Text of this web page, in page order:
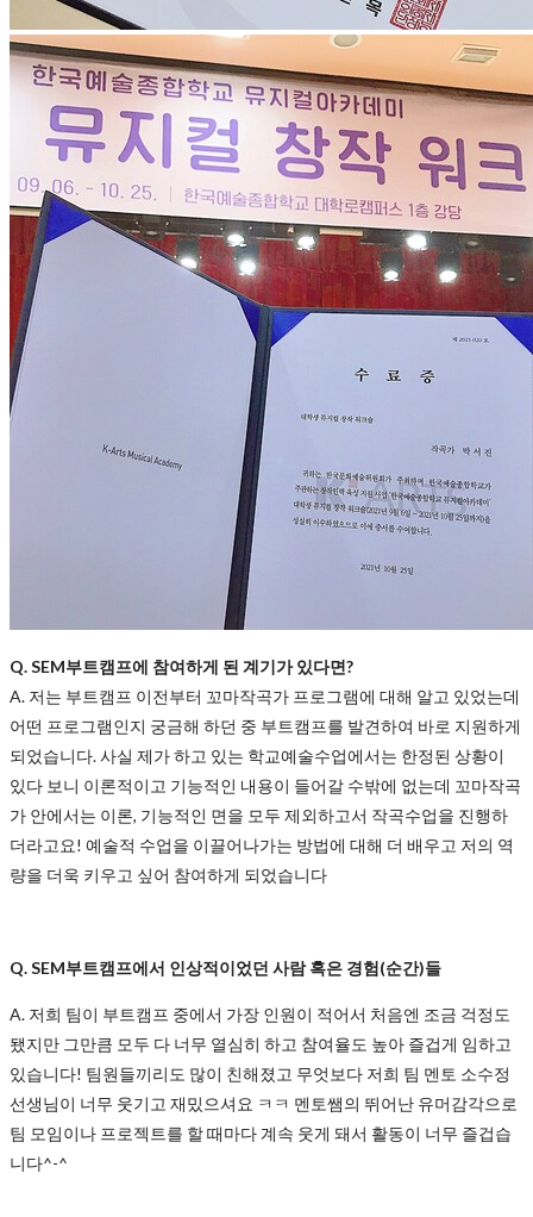
Q. SEM부트캠프에 참여하게 된 계기가 있다면?
A. 저는 부트캠프 이전부터 꼬마작곡가 프로그램에 대해 알고 있었는데
어떤 프로그램인지 궁금해 하던 중 부트캠프를 발견하여 바로 지원하게
되었습니다. 사실 제가 하고 있는 학교예술수업에서는 한정된 상황이
있다 보니 이론적이고 기능적인 내용이 들어갈 수밖에 없는데 꼬마작곡
가 안에서는 이론, 기능적인 면을 모두 제외하고서 작곡수업을 진행하
더라고요! 예술적 수업을 이끌어나가는 방법에 대해 더 배우고 저의 역
량을 더욱 키우고 싶어 참여하게 되었습니다
Q. SEM부트캠프에서 인상적이었던 사람 혹은 경험(순간)들
A. 저희 팀이 부트캠프 중에서 가장 인원이 적어서 처음엔 조금 걱정도
됐지만 그만큼 모두 다 너무 열심히 하고 참여율도 높아 즐겁게 임하고
있습니다! 팀원들끼리도 많이 친해졌고 무엇보다 저희 팀 멘토 소수정
선생님이 너무 웃기고 재밌으셔요 ㅋㅋ 멘토쌤의 뛰어난 유머감각으로
팀 모임이나 프로젝트를 할 때마다 계속 웃게 돼서 활동이 너무 즐겁습
니다^-^